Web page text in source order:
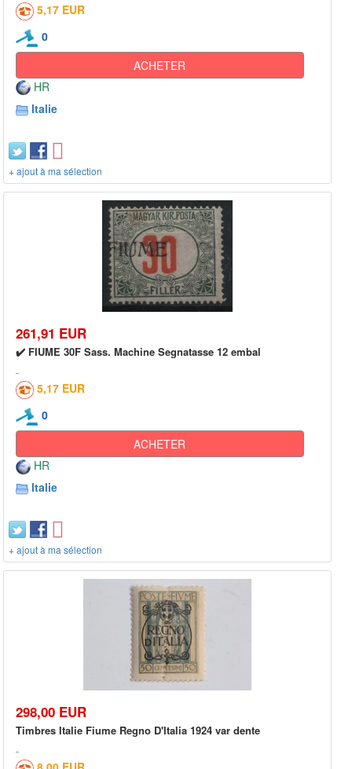
5,17 EUR
0
ACHETER
HR
Italie
+ ajout à ma sélection
261,91 EUR
✔️ FIUME 30F Sass. Machine Segnatasse 12 embal
5,17 EUR
0
ACHETER
HR
Italie
+ ajout à ma sélection
298,00 EUR
Timbres Italie Fiume Regno D'Italia 1924 var dente